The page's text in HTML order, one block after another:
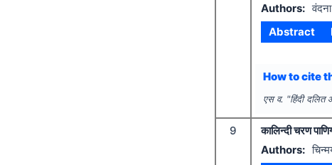
Authors:
Abstract
How to cite
एस व. "हिंदी
9
कालिन्दी चरण
Authors: